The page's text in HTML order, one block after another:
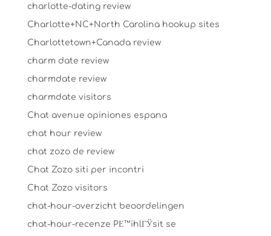
charlotte-dating review
Charlotte+NC+North Carolina hookup sites
Charlottetown+Canada review
charm date review
charmdate review
charmdate visitors
Chat avenue opiniones espana
chat hour review
chat zozo de review
Chat Zozo siti per incontri
Chat Zozo visitors
chat-hour-overzicht beoordelingen
chat-hour-recenze PЕ™ihlГЎsit se